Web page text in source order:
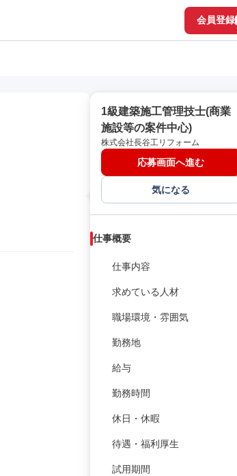
会員登録
1級建築施工管理技士(商業
施設等の案件中心)
株式会社長谷工リフォーム
応募画面へ進む
気になる
仕事概要
仕事内容
求めている人材
職場環境・雰囲気
勤務地
給与
勤務時間
休日・休暇
待遇・福利厚生
試用期間